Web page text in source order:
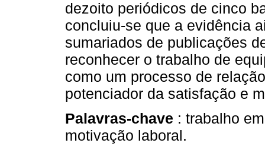
dezoito periódicos de cinco
concluiu-se que a evidência
sumariados de publicações
reconhecer o trabalho de
como um processo de
potenciador da satisfação e
Palavras-chave : trabalho
motivação laboral.